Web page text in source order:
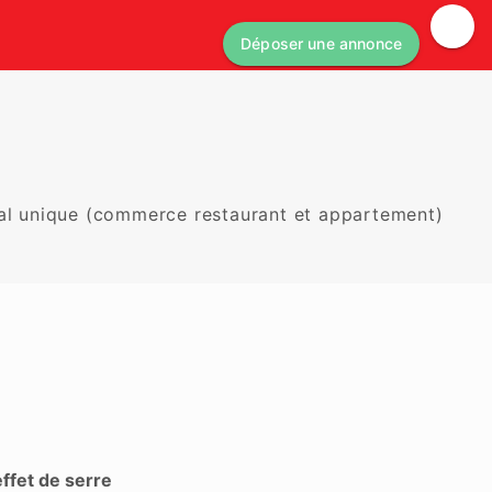
Déposer une annonce
unique (commerce restaurant et appartement)
de serre